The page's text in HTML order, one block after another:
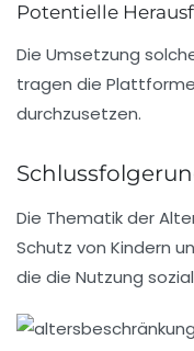
Potentielle
Die Umsetzung
tragen die
durchzusetzen.
Die Thematik der
Schutz von Kindern
die die Nutzung